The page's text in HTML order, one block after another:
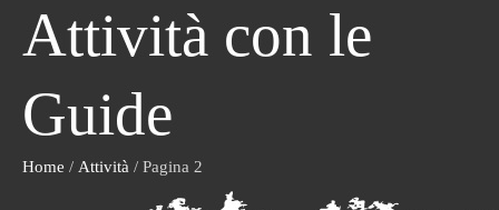
Attività con le
Guide
Home / Attività / Pagina 2